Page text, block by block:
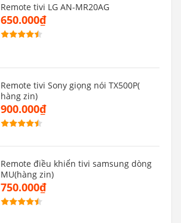
Remote tivi LG AN-MR20AG
650.000₫
Remote tivi Sony giọng nói TX500P(
hàng zin)
900.000₫
Remote điều khiển tivi samsung dòng
MU(hàng zin)
750.000₫